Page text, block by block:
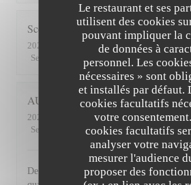
Le restaurant et ses
utilisent des cookies
pouvant impliquer la
de données à
personnel. Les
nécessaires » sont
et installés par défaut.
cookies facultatifs
votre
cookies facultatifs
analyser votre
mesurer l'audience
proposer des
Scott
2026-07-30
- 19:45 - Couverts 3
Service
3 /5 /5
AUDE
2026-07-30
- 19:30 - Couverts 2
Service
Ambiance: 5/5 Cuisine: 5/5
De l'accueil souriant et chaleureux